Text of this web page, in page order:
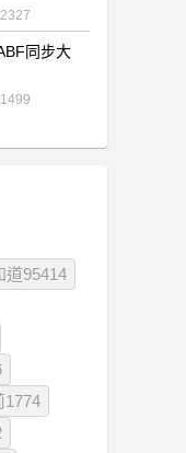
2327
同步大
1499
道95414
1774